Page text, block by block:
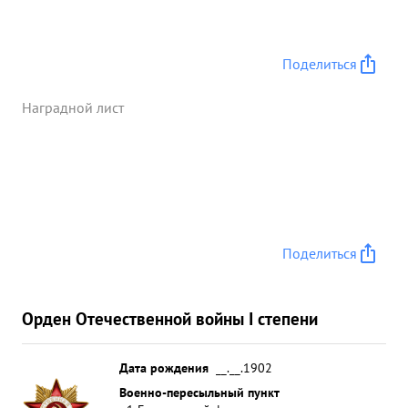
минометов. 30, автомашин - 10 горючего до 70
ственных, инженерный боеприпасов- 40, и т.д.
Поделиться
Наградной лист
Поделиться
Орден Отечественной войны I степени
Дата рождения
__.__.1902
Военно-пересыльный пункт